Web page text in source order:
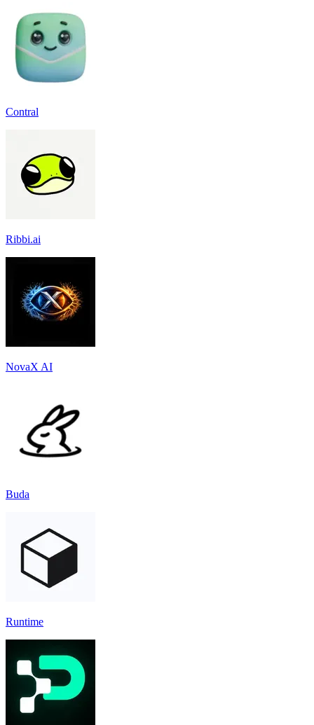
Contral
Ribbi.ai
NovaX AI
Buda
Runtime